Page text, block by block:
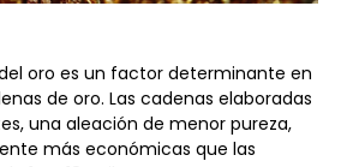
de oro. Las cadenas elaboradas
una aleación de menor pureza,
más económicas que las
14 o 18 quilates.